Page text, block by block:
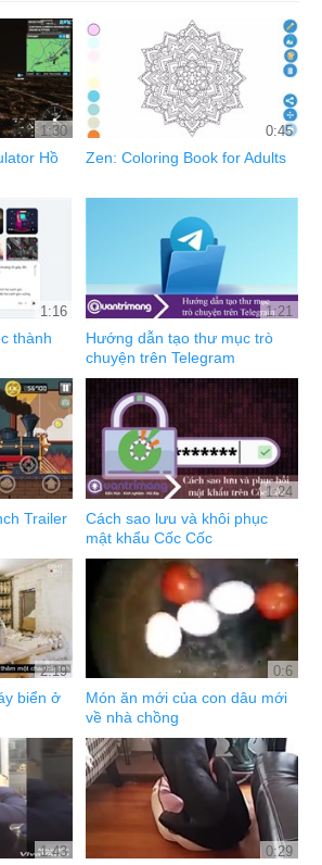
1:30
Hồ
0:45
Zen: Coloring Book for Adults
1:16
thành
1:21
Hướng dẫn tạo thư mục trò
chuyện trên Telegram
Trailer
1:24
Cách sao lưu và khôi phục
mật khẩu Cốc Cốc
2:19
biển ở
0:6
Món ăn mới của con dâu mới
về nhà chồng
1:43 0:29